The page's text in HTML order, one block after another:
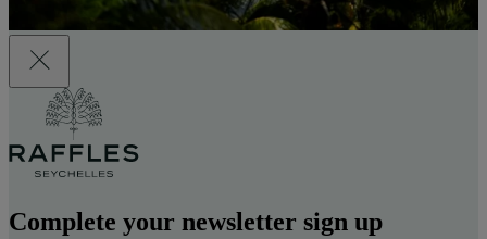
Complete your newsletter sign up